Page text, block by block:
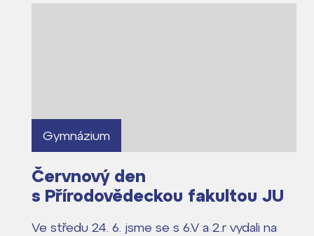
Gymnázium
Červnový den
s Přírodovědeckou fakultou JU
Ve středu 24. 6. jsme se s 6.V a 2.r vydali na